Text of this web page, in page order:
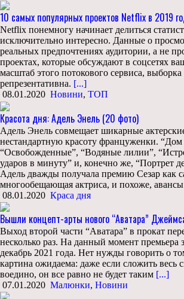
10 самых популярных проектов Netflix в 2019
Netflix понемногу начинает делиться
исключительно интересно. Данные о
реальных предпочтениях аудитории, а не
проектах, которые обсуждают в соцсетях
масштаб этого потокового сервиса,
репрезентативна. [...]
08.01.2020 Новини, ТОП
Красота дня: Адель Энель (20 фото)
Адель Энель совмещает шикарные
нестандартную красоту француженки. “Дом
“Освобожденные”, “Водяные лилии”,
ударов в минуту” и, конечно же, “Портрет
Адель дважды получала премию Сезар как
многообещающая актриса, и похоже,
08.01.2020 Краса дня
Вышли концепт-арты нового “Аватара”
Выход второй части “Аватара” в прокат
несколько раз. На данный момент премьера
декабрь 2021 года. Нет нужды говорить о
картина ожидаема: даже если сложить весь
воедино, он все равно не будет таким [...]
07.01.2020 Малюнки, Новини